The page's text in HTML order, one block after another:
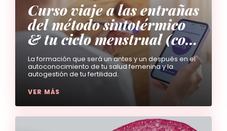
Curso viaje a las entrañas
del método sintotérmico
& tu ciclo menstrual (con
2 revisiones incluídas)
La formación que será un antes y un después en el
autoconocimiento de tu salud femenina y la
autogestión de tu fertilidad.
VER MÁS